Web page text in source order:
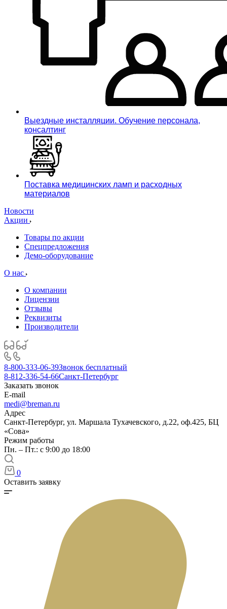
Выездные инсталляции. Обучение персонала,
консалтинг
Поставка медицинских ламп и расходных
материалов
Новости
Акции
Товары по акции
Спецпредложения
Демо-оборудование
О нас
О компании
Лицензии
Отзывы
Реквизиты
Производители
8-800-333-06-39Звонок бесплатный
8-812-336-54-66Санкт-Петербург
Заказать звонок
E-mail
medi@breman.ru
Адрес
Санкт-Петербург, ул. Маршала Тухачевского, д.22, оф.425, БЦ
«Сова»
Режим работы
Пн. – Пт.: с 9:00 до 18:00
0
Оставить заявку